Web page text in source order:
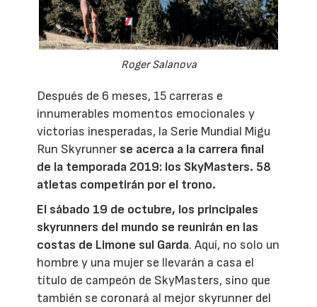
Roger Salanova
Después de 6 meses, 15 carreras e
innumerables momentos emocionales y
victorias inesperadas, la Serie Mundial Migu
Run Skyrunner se acerca a la carrera final
de la temporada 2019: los SkyMasters. 58
atletas competirán por el trono.
El sábado 19 de octubre, los principales
skyrunners del mundo se reunirán en las
costas de Limone sul Garda. Aquí, no solo un
hombre y una mujer se llevarán a casa el
título de campeón de SkyMasters, sino que
también se coronará al mejor skyrunner del